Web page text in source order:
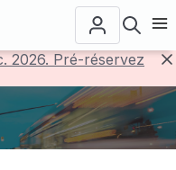
2026. Pré-réservez